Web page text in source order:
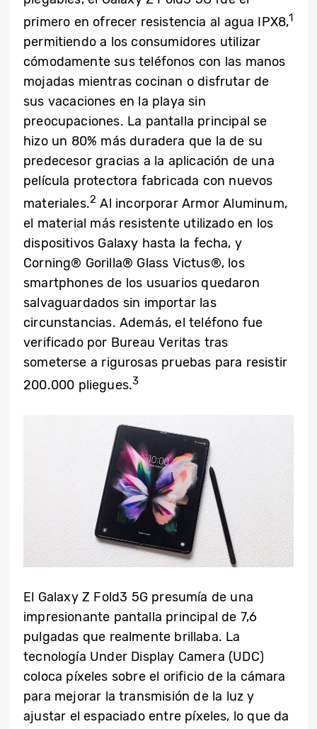
primero en ofrecer resistencia al agua IPX8,1
permitiendo a los consumidores utilizar
cómodamente sus teléfonos con las manos
mojadas mientras cocinan o disfrutar de
sus vacaciones en la playa sin
preocupaciones. La pantalla principal se
hizo un 80% más duradera que la de su
predecesor gracias a la aplicación de una
película protectora fabricada con nuevos
materiales.2 Al incorporar Armor Aluminum,
el material más resistente utilizado en los
dispositivos Galaxy hasta la fecha, y
Corning® Gorilla® Glass Victus®, los
smartphones de los usuarios quedaron
salvaguardados sin importar las
circunstancias. Además, el teléfono fue
verificado por Bureau Veritas tras
someterse a rigurosas pruebas para resistir
200.000 pliegues.3
El Galaxy Z Fold3 5G presumía de una
impresionante pantalla principal de 7,6
pulgadas que realmente brillaba. La
tecnología Under Display Camera (UDC)
coloca píxeles sobre el orificio de la cámara
para mejorar la transmisión de la luz y
ajustar el espaciado entre píxeles, lo que da